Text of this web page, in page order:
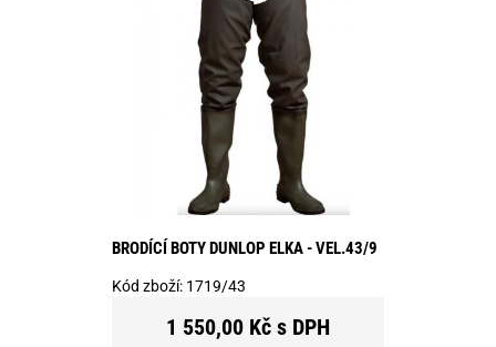
BRODÍCÍ BOTY DUNLOP ELKA - VEL.43/9
Kód zboží: 1719/43
1 550,00 Kč s DPH